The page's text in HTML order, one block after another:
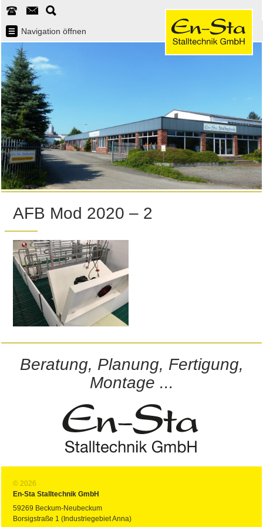
Navigation öffnen
AFB Mod 2020 – 2
Beratung, Planung, Fertigung,
Montage ...
© 2026
En-Sta Stalltechnik GmbH
59269 Beckum-Neubeckum
Borsigstraße 1 (Industriegebiet Anna)